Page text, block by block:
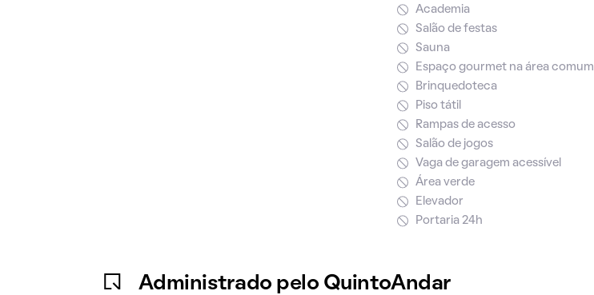
Academia
Salão de festas
Sauna
Espaço gourmet na área comum
Brinquedoteca
Piso tátil
Rampas de acesso
Salão de jogos
Vaga de garagem acessível
Área verde
Elevador
Portaria 24h
Administrado pelo QuintoAndar